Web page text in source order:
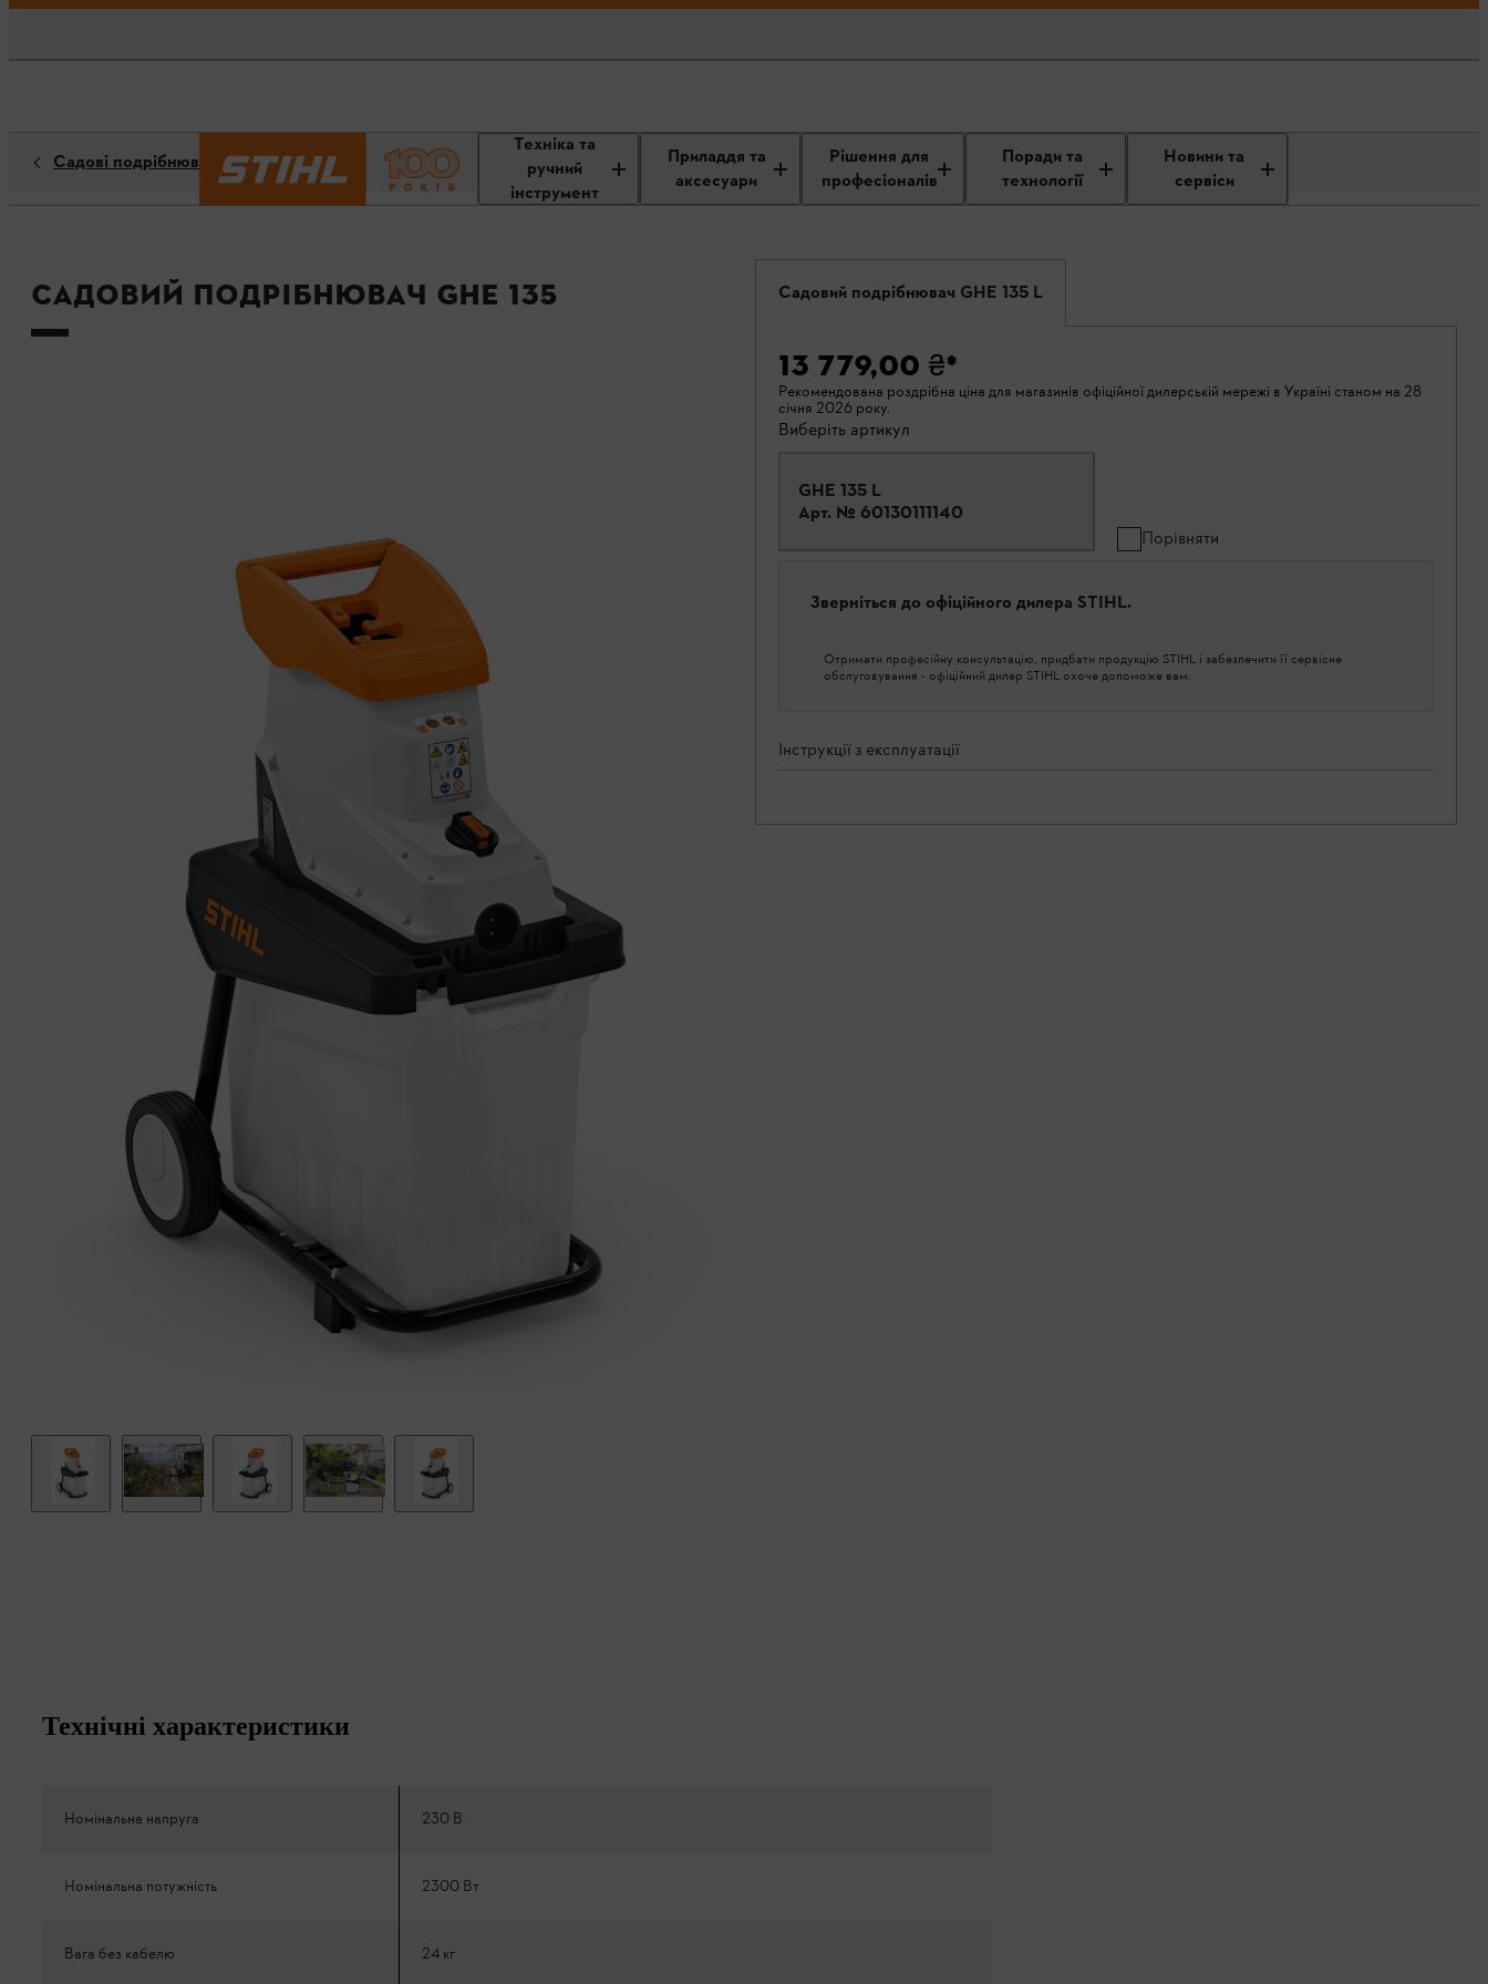
Техніка та
ручний
інструмент
Приладдя та
аксесуари
Рішення для
професіоналів
Поради та
технології
Новини та
сервіси
Садові подрібнювачі
Садовий подрібнювач GHE 135 Садовий подрібнювач GHE 135 L
13 779,00 ₴*
Рекомендована роздрібна ціна для магазинів офіційної дилерській мережі в Україні станом на 28
січня 2026 року.
Виберіть артикул
GHE 135 L
Арт. № 60130111140
Порівняти
Зверніться до офіційного дилера STIHL.
Отримати професійну консультацію, придбати продукцію STIHL і забезпечити її сервісне
обслуговування - офіційний дилер STIHL охоче допоможе вам.
Інструкції з експлуатації
Технічні характеристики
Номінальна напруга 230 В
Номінальна потужність 2300 Вт
Вага без кабелю 24 кг